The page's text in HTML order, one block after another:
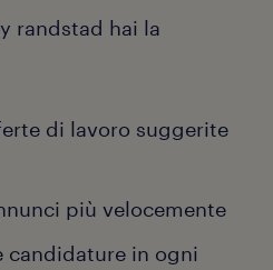
randstad hai la
di lavoro suggerite
più velocemente
candidature in ogni